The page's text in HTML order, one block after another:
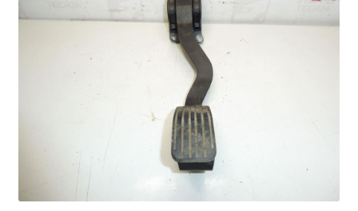
Klageprocedure
Min Konto
🔍